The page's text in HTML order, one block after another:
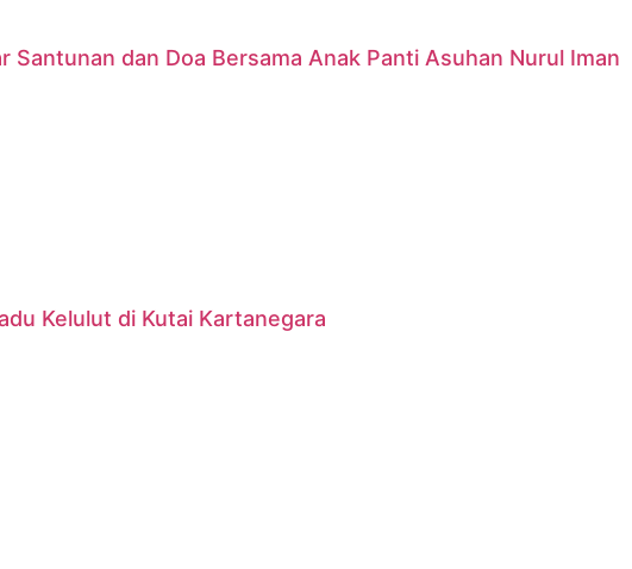
dan Doa Bersama Anak Panti Asuhan Nurul Iman
Kelulut di Kutai Kartanegara